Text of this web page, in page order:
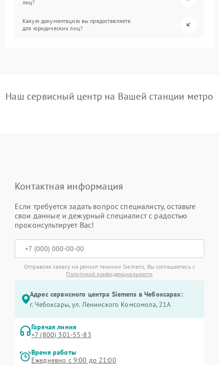
лиц?
Какую документацию вы предоставляете
для юридических лиц?
Наш сервисный центр на Вашей станции метро
Контактная информация
Если требуется задать вопрос специалисту, оставьте
свои данные и дежурный специалист с радостью
проконсультирует Вас!
Отправляя заявку на ремонт техники Siemens, Вы соглашаетесь с
Политикой конфиденциальности
Адрес сервисного центра Siemens в Чебоксарах:
г. Чебоксары, ул. Ленинского Комсомола, 21А
Горячая линия
+7 (800) 301-55-83
Время работы
Ежедневно с 9:00 до 21:00